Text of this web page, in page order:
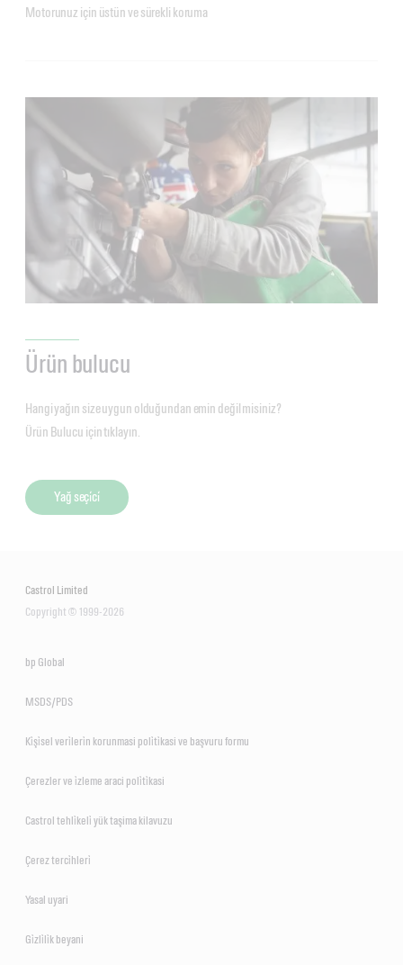
Motorunuz için üstün ve sürekli koruma
Ürün bulucu
Hangi yağın size uygun olduğundan emin değil misiniz?
Ürün Bulucu için tıklayın.
Yağ seçi̇ci̇
Castrol Limited
Copyright © 1999-2026
bp Global
MSDS/PDS
Ki̇şi̇sel veri̇leri̇n korunmasi poli̇ti̇kasi ve başvuru formu
Çerezler ve i̇zleme araci poli̇ti̇kasi
Castrol tehli̇keli̇ yük taşima kilavuzu
Çerez terci̇hleri̇
Yasal uyari
Gi̇zli̇li̇k beyani